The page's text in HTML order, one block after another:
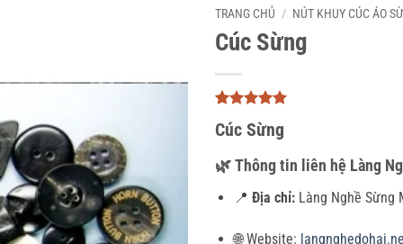
TRANG CHỦ / NÚT KHUY CÚC ÁO
Cúc Sừng
trên 5
dựa trên
Cúc Sừng
🌿Thông tin liên hệ Làng
📍 Địa chỉ:Làng Nghề Sừng
🌐 Website: